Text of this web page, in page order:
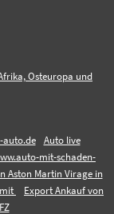
Osteuropa und
auto.de
Auto live
mit-schaden-
Aston Martin Virage in
Export Ankauf von